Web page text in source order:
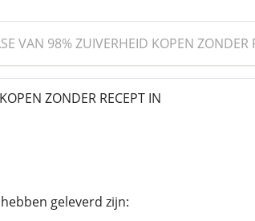
VAN 98% ZUIVERHEID KOPEN ZONDER
ZONDER RECEPT IN
geleverd zijn: